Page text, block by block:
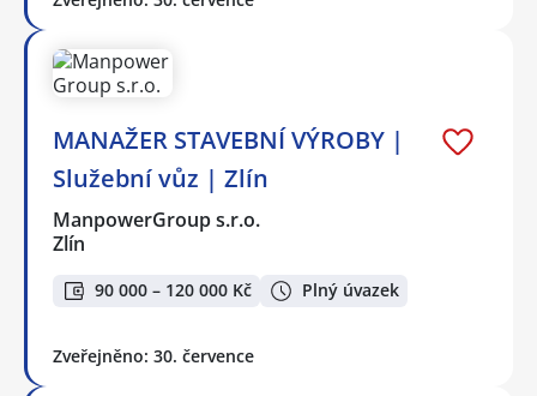
MANAŽER STAVEBNÍ VÝROBY |
Služební vůz | Zlín
ManpowerGroup s.r.o.
Zlín
90 000 – 120 000 Kč Plný úvazek
Zveřejněno: 30. července